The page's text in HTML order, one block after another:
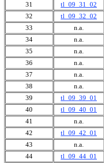
31
tl_09_31_02
32
tl_09_32_02
33
n.a.
34
n.a.
35
n.a.
36
n.a.
37
n.a.
38
n.a.
39
tl_09_39_01
40
tl_09_40_01
41
n.a.
42
tl_09_42_01
43
n.a.
44
tl_09_44_01